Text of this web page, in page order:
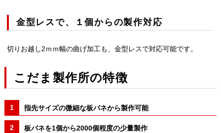
金型レスで、１個からの製作対応
切りお越し2ｍｍ幅の曲げ加工も、金型レスで対応可能です。
こだま製作所の特徴
指先サイズの微細な板バネから製作可能
板バネを1個から2000個程度の少量製作